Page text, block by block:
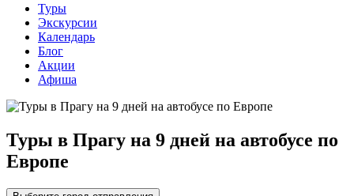
Туры
Экскурсии
Календарь
Блог
Акции
Афиша
Туры в Прагу на 9 дней на автобусе по
Европе